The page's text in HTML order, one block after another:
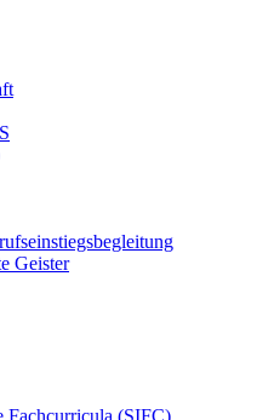
Geister
Fachcurricula (SIFC)